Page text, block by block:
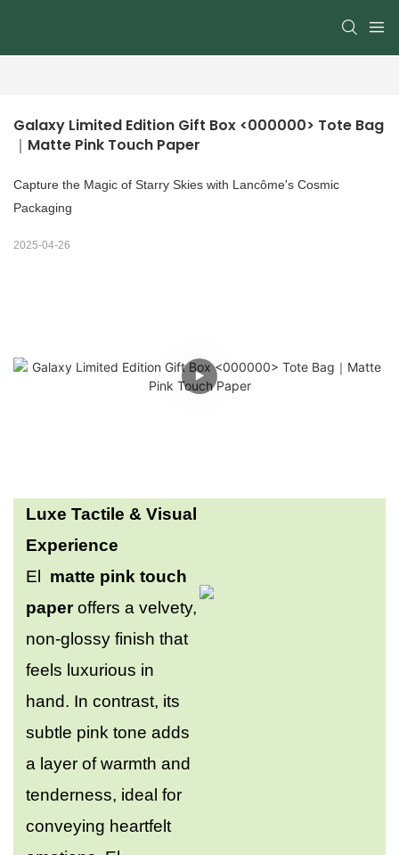
Galaxy Limited Edition Gift Box <000000> Tote Bag
｜Matte Pink Touch Paper
Capture the Magic of Starry Skies with Lancôme's Cosmic
Packaging
2025-04-26
Luxe Tactile & Visual
Experience
El
matte pink touch
paperoffers a velvety,
non-glossy finish that
feels luxurious in
hand. In contrast, its
subtle pink tone adds
a layer of warmth and
tenderness, ideal for
conveying heartfelt